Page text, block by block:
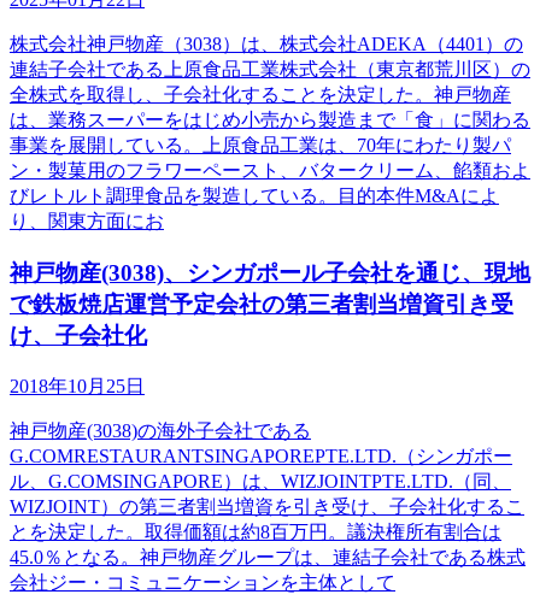
株式会社神戸物産（3038）は、株式会社ADEKA（4401）の
連結子会社である上原食品工業株式会社（東京都荒川区）の
全株式を取得し、子会社化することを決定した。神戸物産
は、業務スーパーをはじめ小売から製造まで「食」に関わる
事業を展開している。上原食品工業は、70年にわたり製パ
ン・製菓用のフラワーペースト、バタークリーム、餡類およ
びレトルト調理食品を製造している。目的本件M&Aによ
り、関東方面にお
神戸物産(3038)、シンガポール子会社を通じ、現地
で鉄板焼店運営予定会社の第三者割当増資引き受
け、子会社化
2018年10月25日
神戸物産(3038)の海外子会社である
G.COMRESTAURANTSINGAPOREPTE.LTD.（シンガポー
ル、G.COMSINGAPORE）は、WIZJOINTPTE.LTD.（同、
WIZJOINT）の第三者割当増資を引き受け、子会社化するこ
とを決定した。取得価額は約8百万円。議決権所有割合は
45.0％となる。神戸物産グループは、連結子会社である株式
会社ジー・コミュニケーションを主体として